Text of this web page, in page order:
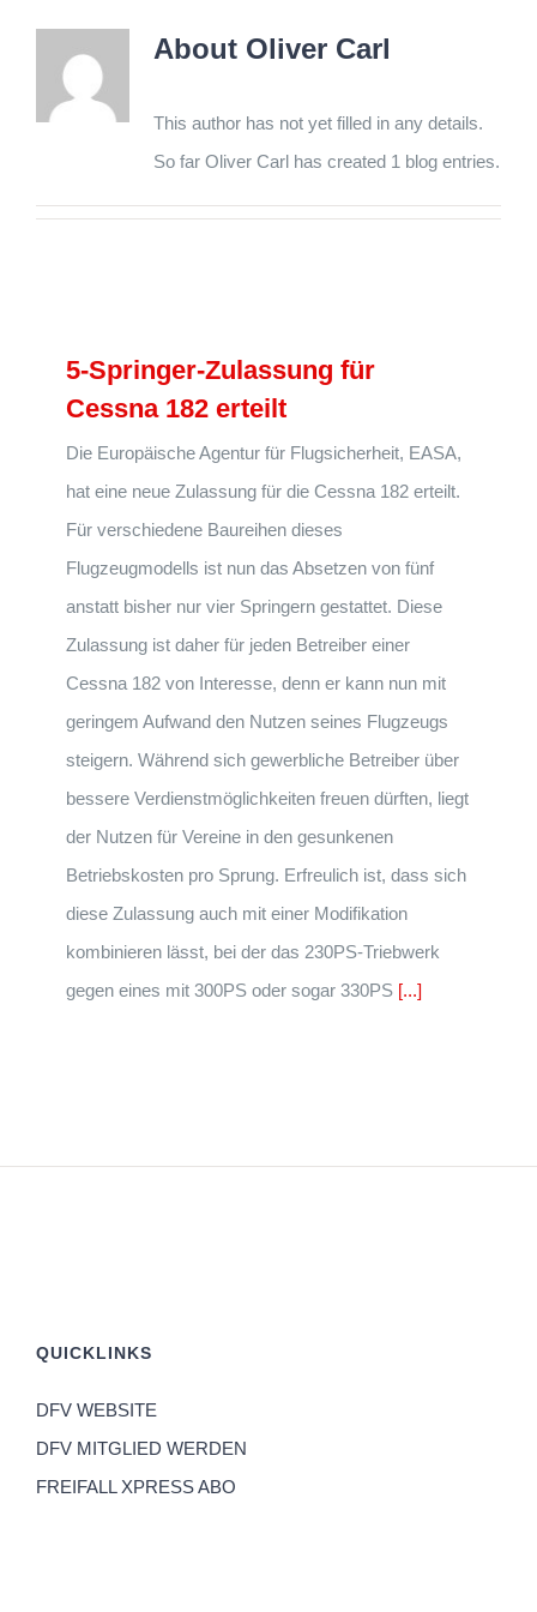
About Oliver Carl
This author has not yet filled in any details.
So far Oliver Carl has created 1 blog entries.
5-Springer-Zulassung für
Cessna 182 erteilt
Die Europäische Agentur für Flugsicherheit, EASA,
hat eine neue Zulassung für die Cessna 182 erteilt.
Für verschiedene Baureihen dieses
Flugzeugmodells ist nun das Absetzen von fünf
anstatt bisher nur vier Springern gestattet. Diese
Zulassung ist daher für jeden Betreiber einer
Cessna 182 von Interesse, denn er kann nun mit
geringem Aufwand den Nutzen seines Flugzeugs
steigern. Während sich gewerbliche Betreiber über
bessere Verdienstmöglichkeiten freuen dürften, liegt
der Nutzen für Vereine in den gesunkenen
Betriebskosten pro Sprung. Erfreulich ist, dass sich
diese Zulassung auch mit einer Modifikation
kombinieren lässt, bei der das 230PS-Triebwerk
gegen eines mit 300PS oder sogar 330PS [...]
QUICKLINKS
DFV WEBSITE
DFV MITGLIED WERDEN
FREIFALL XPRESS ABO